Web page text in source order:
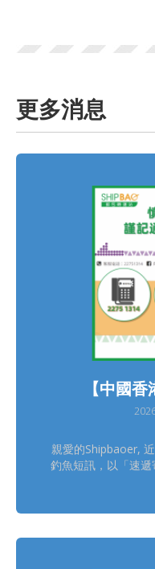
更多消息
【中國
親愛的Shipbaoer,
釣魚短訊，以「速
詢個案，具